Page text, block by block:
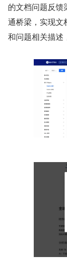
的文档问题反馈
通桥梁，实现文
和问题相关描述